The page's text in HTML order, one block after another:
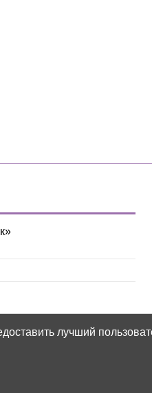
лучший